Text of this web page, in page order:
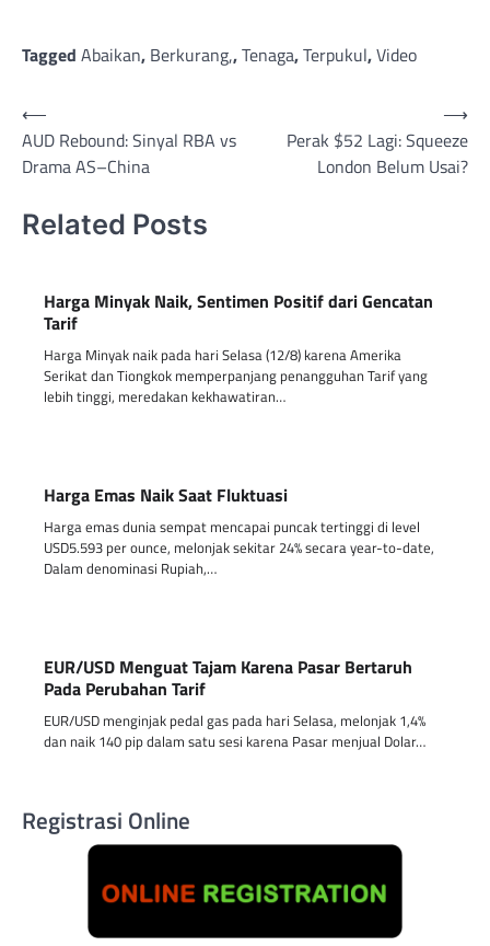
Tagged Abaikan, Berkurang,,Tenaga,Terpukul,Video
Post
navigation
⟵
AUD Rebound: Sinyal RBA vs
Drama AS–China
Perak $52 Lagi: Squeeze
London Belum Usai?
⟶
Related Posts
Harga Minyak Naik, Sentimen Positif dari Gencatan
Tarif
Harga Minyak naik pada hari Selasa (12/8) karena Amerika
Serikat dan Tiongkok memperpanjang penangguhan Tarif yang
lebih tinggi, meredakan kekhawatiran…
Harga Emas Naik Saat Fluktuasi
Harga emas dunia sempat mencapai puncak tertinggi di level
USD5.593 per ounce, melonjak sekitar 24% secara year-to-date,
Dalam denominasi Rupiah,…
EUR/USD Menguat Tajam Karena Pasar Bertaruh
Pada Perubahan Tarif
EUR/USD menginjak pedal gas pada hari Selasa, melonjak 1,4%
dan naik 140 pip dalam satu sesi karena Pasar menjual Dolar…
Registrasi Online